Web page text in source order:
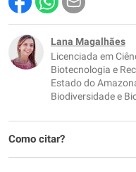
Este conteúdo
Este conteúdo não
Outro
Lana Magalhães
Licenciada em
Biotecnologia e
Estado do
Biodiversidade e
Como citar?